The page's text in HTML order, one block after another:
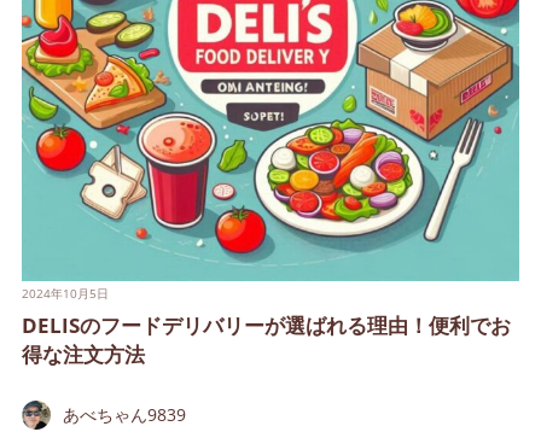
2024年10月5日
DELISのフードデリバリーが選ばれる理由！便利でお
得な注文方法
あべちゃん9839